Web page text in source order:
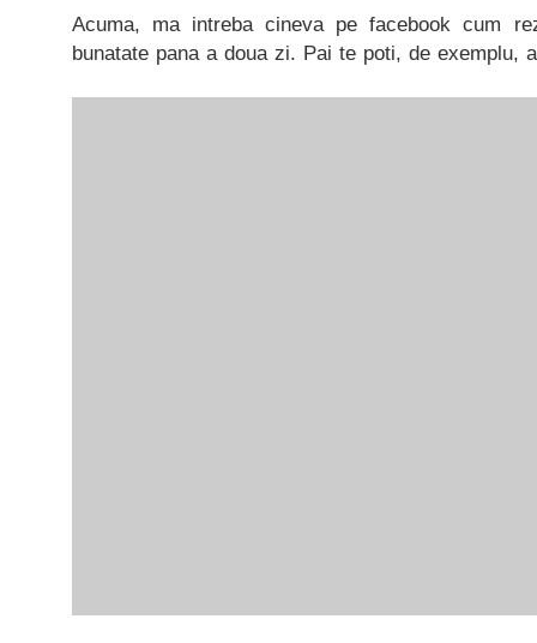
Acuma, ma intreba cineva pe facebook cum
bunatate pana a doua zi. Pai te poti, de exemplu,